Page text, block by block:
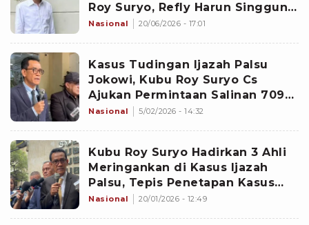
Roy Suryo, Refly Harun Singgung
Ultah Ayah Wapres Gibran
Nasional 20/06/2026 - 17:01
Kasus Tudingan Ijazah Palsu
Jokowi, Kubu Roy Suryo Cs
Ajukan Permintaan Salinan 709
Dokumen ke PPID Polda Metro
Nasional 5/02/2026 - 14:32
Kubu Roy Suryo Hadirkan 3 Ahli
Meringankan di Kasus Ijazah
Palsu, Tepis Penetapan Kasus
Tersangka
Nasional 20/01/2026 - 12:49